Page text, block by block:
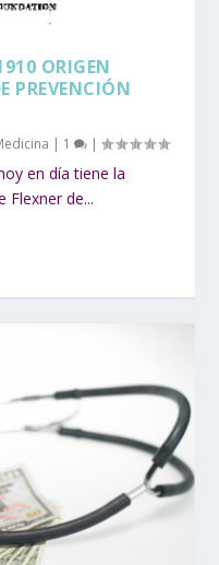
ORIGEN
PREVENCIÓN
| 1 |
en día tiene la
Flexner de...